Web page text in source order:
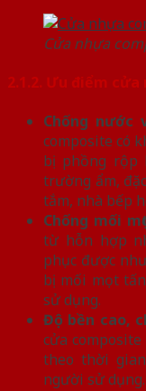
Cửa nhựa
2.1.2. Ưu điểm
Chống nước
composite có
bị phồng rộp
trường ẩm,
tắm, nhà bếp
Chống mối
từ hỗn hợp
phục được
bị mối mọt
sử dụng.
Độ bền cao,
cửa
theo thời
người sử dụng.